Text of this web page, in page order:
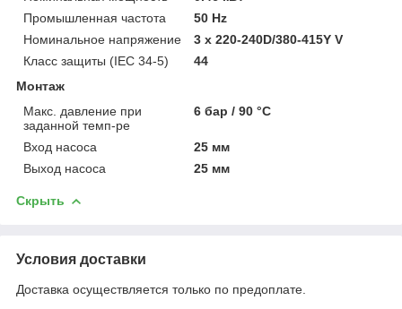
Промышленная частота
50 Hz
Номинальное напряжение
3 x 220-240D/380-415Y V
Класс защиты (IEC 34-5)
44
Монтаж
Макс. давление при
заданной темп-ре
6 бар / 90 °C
Вход насоса
25 мм
Выход насоса
25 мм
Скрыть
Условия доставки
Доставка осуществляется только по предоплате.